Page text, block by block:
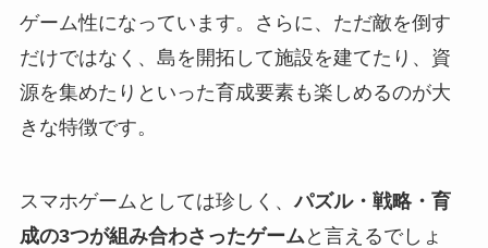
ゲーム性になっています。さらに、ただ敵を倒す
だけではなく、島を開拓して施設を建てたり、資
源を集めたりといった育成要素も楽しめるのが大
きな特徴です。
スマホゲームとしては珍しく、パズル・戦略・育
成の3つが組み合わさったゲーム と言えるでしょ